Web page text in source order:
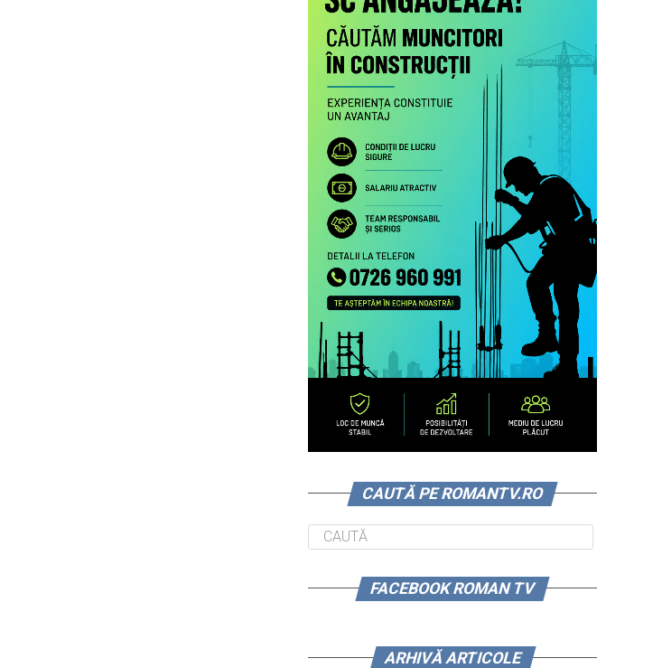
CAUTĂ PE ROMANTV.RO
FACEBOOK ROMAN TV
ARHIVĂ ARTICOLE